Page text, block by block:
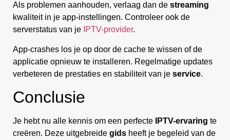
Als problemen aanhouden, verlaag dan de streaming
kwaliteit in je app-instellingen. Controleer ook de
serverstatus van je IPTV-provider.
App-crashes los je op door de cache te wissen of de
applicatie opnieuw te installeren. Regelmatige updates
verbeteren de prestaties en stabiliteit van je service.
Conclusie
Je hebt nu alle kennis om een perfecte IPTV-ervaring te
creëren. Deze uitgebreide gids heeft je begeleid van de